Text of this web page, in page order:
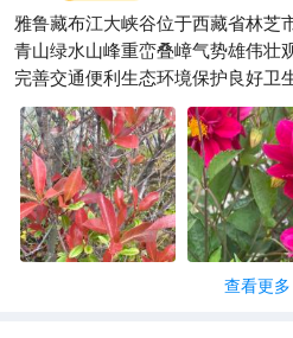
雅鲁藏布江大峡谷位于西藏省林芝
青山绿水山峰重峦叠嶂气势雄伟壮
完善交通便利生态环境保护良好卫
便利推荐
查看更多